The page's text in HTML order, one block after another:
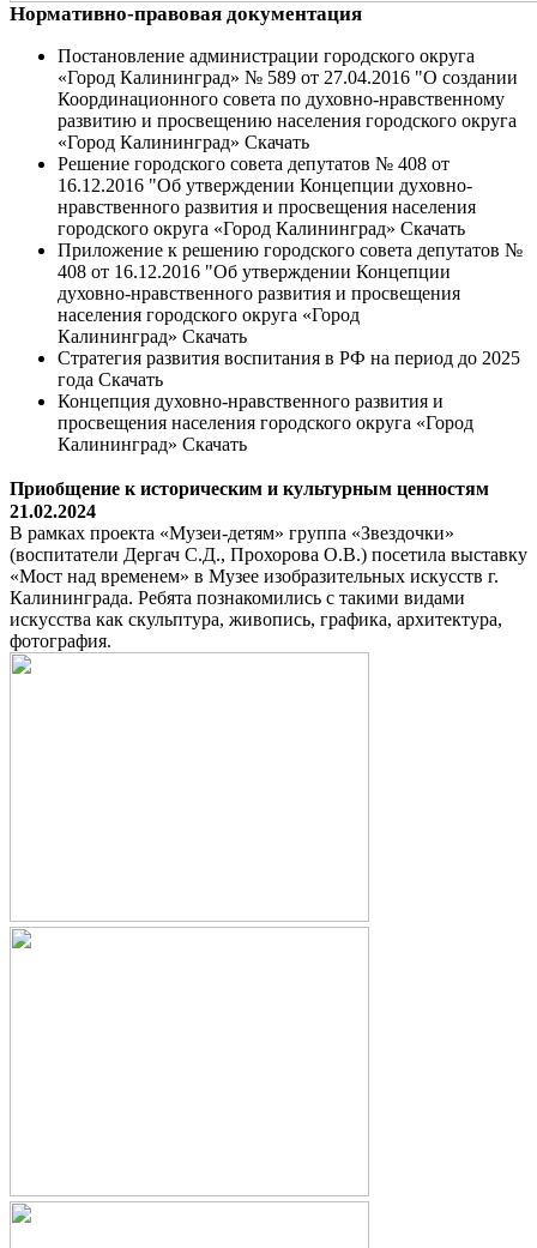
Нормативно-правовая документация
Постановление администрации городского округа
«Город Калининград» № 589 от 27.04.2016 "О создании
Координационного совета по духовно-нравственному
развитию и просвещению населения городского округа
«Город Калининград» Скачать
Решение городского совета депутатов № 408 от
16.12.2016 "Об утверждении Концепции духовно-
нравственного развития и просвещения населения
городского округа «Город Калининград» Скачать
Приложение к решению городского совета депутатов №
408 от 16.12.2016 "Об утверждении Концепции
духовно-нравственного развития и просвещения
населения городского округа «Город
Калининград» Скачать
Стратегия развития воспитания в РФ на период до 2025
года Скачать
Концепция духовно-нравственного развития и
просвещения населения городского округа «Город
Калининград» Скачать
Приобщение к историческим и культурным ценностям
21.02.2024
В рамках проекта «Музеи-детям» группа «Звездочки»
(воспитатели Дергач С.Д., Прохорова О.В.) посетила выставку
«Мост над временем» в Музее изобразительных искусств г.
Калининграда. Ребята познакомились с такими видами
искусства как скульптура, живопись, графика, архитектура,
фотография.